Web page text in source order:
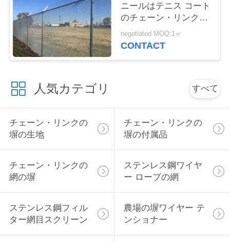
さ
い
引
用
を
要
求
し
な
さ
い
ニールはテニス コート
のチェーン・リンクの
塀に塗るか、または電
流を通した
negotiated MOQ:1㎡
CONTACT
人気カテゴリ すべて
チェーン・リンクの
塀の生地
チェーン・リンクの
塀の付属品
チェーン・リンクの
網の塀
ステンレス鋼ワイヤ
ー ロープの網
ステンレス鋼フィル
ター網目スクリーン
農場の塀ワイヤー テ
ンショナー